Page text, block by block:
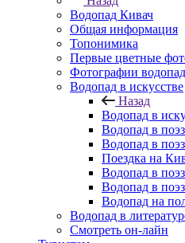
Водопад Кивач
Общая информация
Топонимика
Первые цветные
Фотографии
Водопад в искусстве
Назад
Водопад в
Водопад в
Водопад в
Поездка на
Водопад в
Водопад в
Водопад на
Водопад в
Смотреть он-лайн